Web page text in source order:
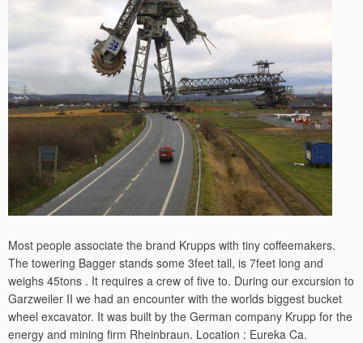
Most people associate the brand Krupps with tiny coffeemakers.
The towering Bagger stands some 3feet tall, is 7feet long and
weighs 45tons . It requires a crew of five to. During our excursion to
Garzweiler II we had an encounter with the worlds biggest bucket
wheel excavator. It was built by the German company Krupp for the
energy and mining firm Rheinbraun. Location : Eureka Ca.